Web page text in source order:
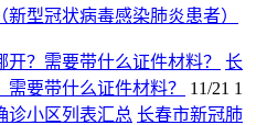
型冠状病毒感染肺炎患者）
长
要带什么证件材料？
11/21 1
长春市新冠肺